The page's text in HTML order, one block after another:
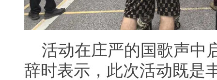
活动在庄严的国歌声中
辞时表示，此次活动既是